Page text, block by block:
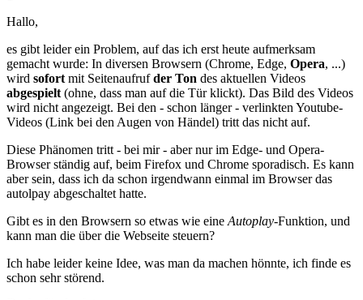
Hallo,
es gibt leider ein Problem, auf das ich erst heute aufmerksam
gemacht wurde: In diversen Browsern (Chrome, Edge, Opera, ...)
wird sofort mit Seitenaufrufder Ton des aktuellen Videos
abgespielt (ohne, dass man auf die Tür klickt). Das Bild des Videos
wird nicht angezeigt. Bei den - schon länger - verlinkten Youtube-
Videos (Link bei den Augen von Händel) tritt das nicht auf.
Diese Phänomen tritt - bei mir - aber nur im Edge- und Opera-
Browser ständig auf, beim Firefox und Chrome sporadisch. Es kann
aber sein, dass ich da schon irgendwann einmal im Browser das
autolpay abgeschaltet hatte.
Gibt es in den Browsern so etwas wie eine Autoplay-Funktion, und
kann man die über die Webseite steuern?
Ich habe leider keine Idee, was man da machen hönnte, ich finde es
schon sehr störend.